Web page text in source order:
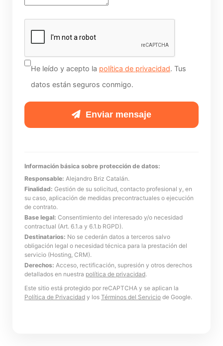
rellenes
si
eres
humano:
He leído y acepto la política de privacidad. Tus
datos están seguros conmigo.
Enviar mensaje
Información básica sobre protección de datos:
Responsable: Alejandro Briz Catalán.
Finalidad: Gestión de su solicitud, contacto profesional y, en
su caso, aplicación de medidas precontractuales o ejecución
de contrato.
Base legal: Consentimiento del interesado y/o necesidad
contractual (Art. 6.1.a y 6.1.b RGPD).
Destinatarios: No se cederán datos a terceros salvo
obligación legal o necesidad técnica para la prestación del
servicio (Hosting, CRM).
Derechos: Acceso, rectificación, supresión y otros derechos
detallados en nuestra política de privacidad.
Este sitio está protegido por reCAPTCHA y se aplican la
Política de Privacidad y los Términos del Servicio de Google.